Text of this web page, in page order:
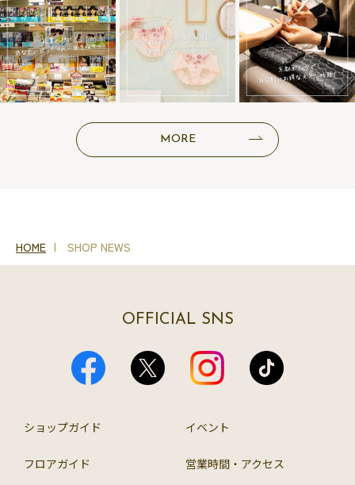
MORE
HOME SHOP NEWS
OFFICIAL SNS
ショップガイド イベント
フロアガイド 営業時間・アクセス